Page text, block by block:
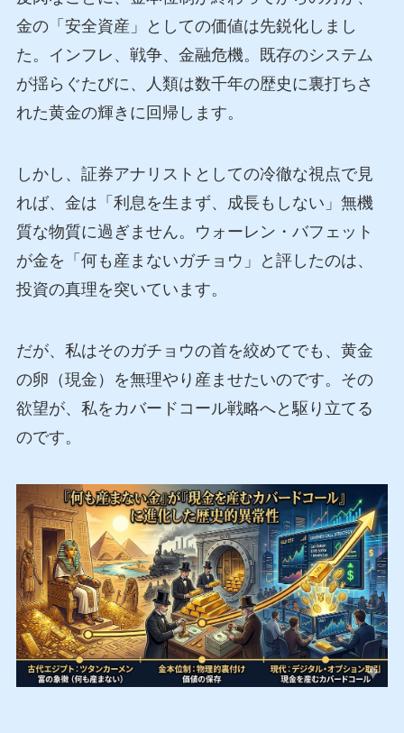
金の「安全資産」としての価値は先鋭化しまし
た。インフレ、戦争、金融危機。既存のシステム
が揺らぐたびに、人類は数千年の歴史に裏打ちさ
れた黄金の輝きに回帰します。
しかし、証券アナリストとしての冷徹な視点で見
れば、金は「利息を生まず、成長もしない」無機
質な物質に過ぎません。ウォーレン・バフェット
が金を「何も産まないガチョウ」と評したのは、
投資の真理を突いています。
だが、私はそのガチョウの首を絞めてでも、黄金
の卵（現金）を無理やり産ませたいのです。その
欲望が、私をカバードコール戦略へと駆り立てる
のです。